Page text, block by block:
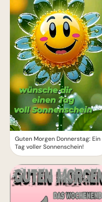
Guten Morgen Donnerstag: Ein
Tag voller Sonnenschein!